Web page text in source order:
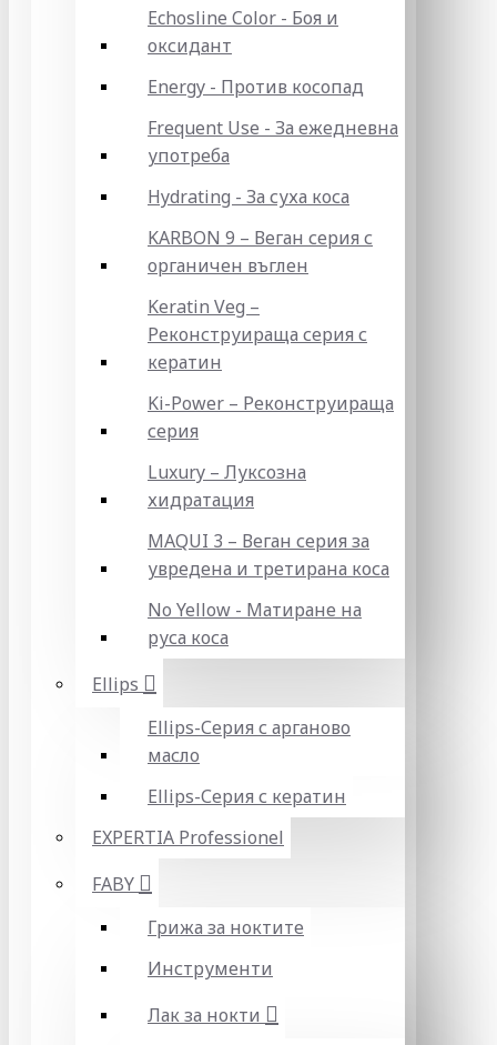
Echosline Color - Боя и
оксидант
Energy - Против косопад
Frequent Use - За ежедневна
употреба
Hydrating - За суха коса
KARBON 9 – Веган серия с
органичен въглен
Keratin Veg –
Реконструираща серия с
кератин
Ki-Power – Реконструираща
серия
Luxury – Луксозна
хидратация
MAQUI 3 – Веган серия за
увредена и третирана коса
No Yellow - Матиране на
руса коса
Ellips
Ellips-Серия с арганово
масло
Ellips-Серия с кератин
EXPERTIA Professionel
FABY
Грижа за ноктите
Инструменти
Лак за нокти